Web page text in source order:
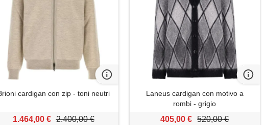
cardigan con zip - toni neutri
1.464,00 € 2.400,00 €
Laneus cardigan con motivo a
rombi - grigio
405,00 € 520,00 €